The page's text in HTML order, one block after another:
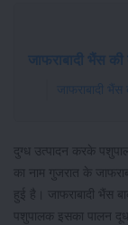
जाफराबादी भैंस
जाफराबादी
दुग्ध उत्पादन करके
का नाम गुजरात के
हुई है। जाफराबादी भैंस
पशुपालक इसका पालन